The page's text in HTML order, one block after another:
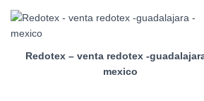
Redotex – venta redotex -
mexico